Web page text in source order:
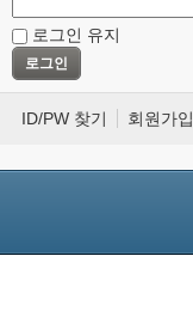
로그인 유지
ID/PW 찾기 회원가입